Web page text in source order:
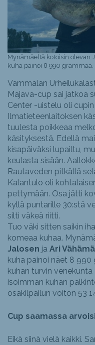
Mynämäeltä kotoisin olevan
kuha painoi 8 990 grammaa.
Vammalan
Majava-cup sai jatkoa
Center -uistelu oli
Ilmatieteenlaitoksen
tuulesta poikkeaa
käsityksestä. Edellä
kisapäiväksi lupailtu,
keulasta sisään.
Rautaveden pitkällä
Kalantulo oli
pettymään. Osa jätti
kyllä puntarille 30:stä
silti väkeä riitti.
Tuo väki sitten saikin
komeaa kuhaa.
Jalosen ja Ari
kuha painoi näet 8
kuhan turvin
isoimman kuhan
osakilpailun voiton 53
Cup saamassa
Eikä siinä vielä kaikki.